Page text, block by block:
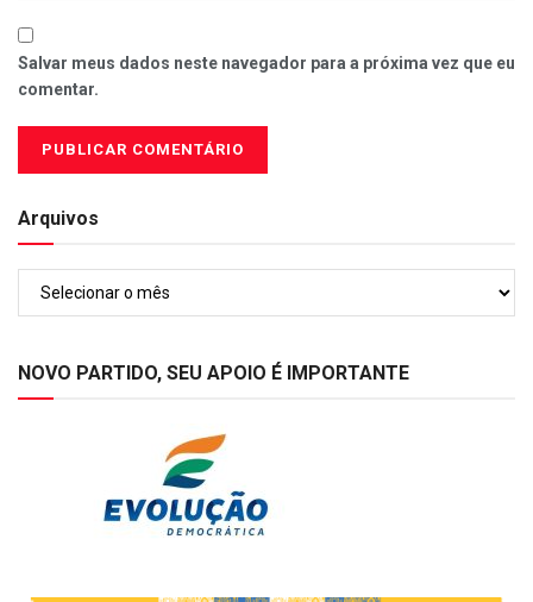
Salvar meus dados neste navegador para a próxima vez que eu
comentar.
Arquivos
NOVO PARTIDO, SEU APOIO É IMPORTANTE